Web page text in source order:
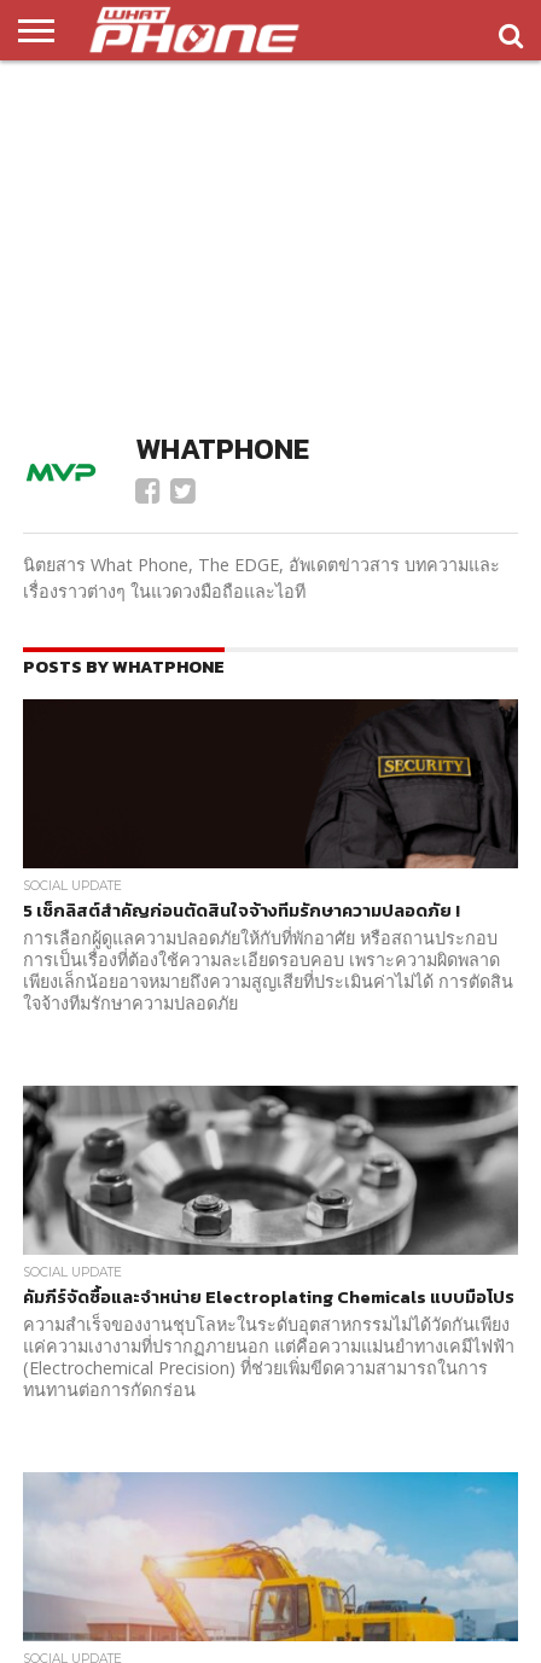
WHATPHONE
นิตยสาร What Phone, The EDGE, อัพเดตข่าวสาร บทความและ
เรื่องราวต่างๆ ในแวดวงมือถือและไอที
POSTS BY WHATPHONE
SOCIAL UPDATE
5 เช็กลิสต์สำคัญก่อนตัดสินใจจ้างทีมรักษาความปลอดภัย !
การเลือกผู้ดูแลความปลอดภัยให้กับที่พักอาศัย หรือสถานประกอบ
การเป็นเรื่องที่ต้องใช้ความละเอียดรอบคอบ เพราะความผิดพลาด
เพียงเล็กน้อยอาจหมายถึงความสูญเสียที่ประเมินค่าไม่ได้ การตัดสิน
ใจจ้างทีมรักษาความปลอดภัย
SOCIAL UPDATE
คัมภีร์จัดซื้อและจำหน่าย Electroplating Chemicals แบบมือโปร
ความสำเร็จของงานชุบโลหะในระดับอุตสาหกรรมไม่ได้วัดกันเพียง
แค่ความเงางามที่ปรากฏภายนอก แต่คือความแม่นยำทางเคมีไฟฟ้า
(Electrochemical Precision) ที่ช่วยเพิ่มขีดความสามารถในการ
ทนทานต่อการกัดกร่อน
SOCIAL UPDATE